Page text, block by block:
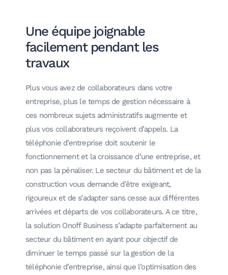
Une équipe joignable
facilement pendant les
travaux
Plus vous avez de collaborateurs dans votre
entreprise, plus le temps de gestion nécessaire à
ces nombreux sujets administratifs augmente et
plus vos collaborateurs reçoivent d’appels. La
téléphonie d’entreprise doit soutenir le
fonctionnement et la croissance d’une entreprise, et
non pas la pénaliser. Le secteur du bâtiment et de la
construction vous demande d’être exigeant,
rigoureux et de s’adapter sans cesse aux différentes
arrivées et départs de vos collaborateurs. A ce titre,
la solution Onoff Business s’adapte parfaitement au
secteur du bâtiment en ayant pour objectif de
diminuer le temps passé sur la gestion de la
téléphonie d’entreprise, ainsi que l’optimisation des